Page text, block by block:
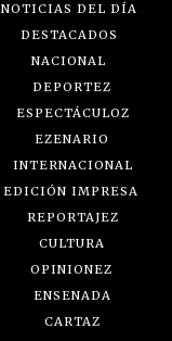
NOTICIAS DEL DÍA
DESTACADOS
NACIONAL
DEPORTEZ
ESPECTÁCULOZ
EZENARIO
INTERNACIONAL
EDICIÓN IMPRESA
REPORTAJEZ
CULTURA
OPINIONEZ
ENSENADA
CARTAZ